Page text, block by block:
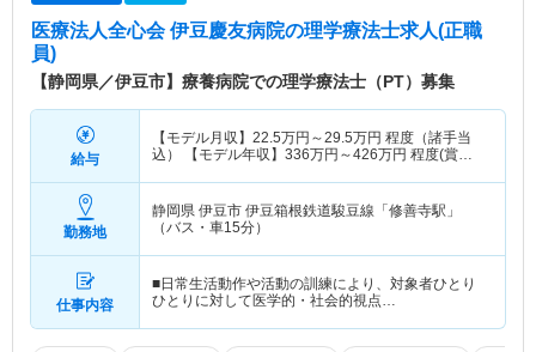
医療法人全心会 伊豆慶友病院の理学療法士求人(正職
員)
【静岡県／伊豆市】療養病院での理学療法士（PT）募集
給与
【モデル月収】 22.5万円～29.5万円 程度（諸手当
込） 【モデル年収】 336万円～426万円 程度(賞与
勤務地
静岡県 伊豆市 伊豆箱根鉄道駿豆線「修善寺駅」
（バス・車15分）
仕事内容
■日常生活動作や活動の訓練により、対象者ひとり
ひとりに対して医学的・社会的視点…